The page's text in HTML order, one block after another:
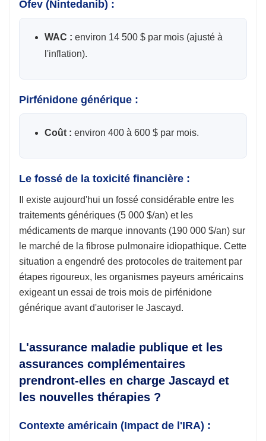
Ofev (Nintedanib) :
WAC : environ 14 500 $ par mois (ajusté à
l'inflation).
Pirfénidone générique :
Coût : environ 400 à 600 $ par mois.
Le fossé de la toxicité financière :
Il existe aujourd'hui un fossé considérable entre les
traitements génériques (5 000 $/an) et les
médicaments de marque innovants (190 000 $/an) sur
le marché de la fibrose pulmonaire idiopathique. Cette
situation a engendré des protocoles de traitement par
étapes rigoureux, les organismes payeurs américains
exigeant un essai de trois mois de pirfénidone
générique avant d'autoriser le Jascayd.
L'assurance maladie publique et les
assurances complémentaires
prendront-elles en charge Jascayd et
les nouvelles thérapies ?
Contexte américain (Impact de l'IRA) :